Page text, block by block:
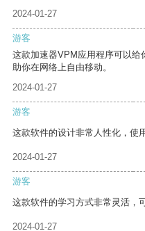
2024-01-27
游客
这款加速器VPM应用程序可以
助你在网络上自由移动。
2024-01-27
游客
这款软件的设计非常人性化，使
2024-01-27
游客
这款软件的学习方式非常灵活，
2024-01-27